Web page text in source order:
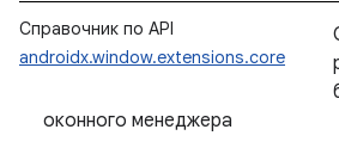
Справочник по API
androidx.window.extensions.core
оконного менеджера